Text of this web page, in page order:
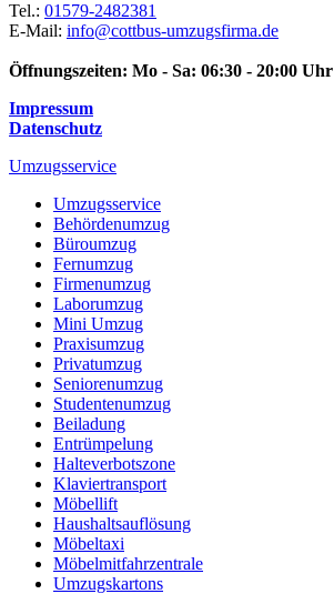
Tel.: 01579-2482381
E-Mail: info@cottbus-umzugsfirma.de
Öffnungszeiten: Mo - Sa: 06:30 - 20:00 Uhr
Impressum
Datenschutz
Umzugsservice
Umzugsservice
Behördenumzug
Büroumzug
Fernumzug
Firmenumzug
Laborumzug
Mini Umzug
Praxisumzug
Privatumzug
Seniorenumzug
Studentenumzug
Beiladung
Entrümpelung
Halteverbotszone
Klaviertransport
Möbellift
Haushaltsauflösung
Möbeltaxi
Möbelmitfahrzentrale
Umzugskartons